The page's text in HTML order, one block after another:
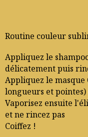
Routine couleur
Appliquez le
délicatement puis
Appliquez le masque
longueurs et
Vaporisez ensuite
et ne rincez pas
Coiffez !